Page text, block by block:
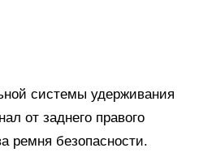
системы удерживания
от заднего правого
ремня безопасности.